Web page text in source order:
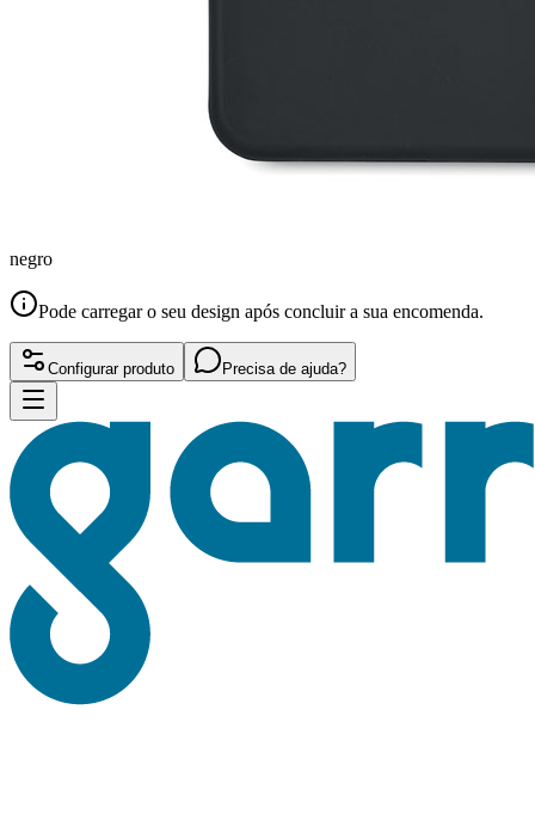
negro
Pode carregar o seu design após concluir a sua encomenda.
Configurar produto Precisa de ajuda?